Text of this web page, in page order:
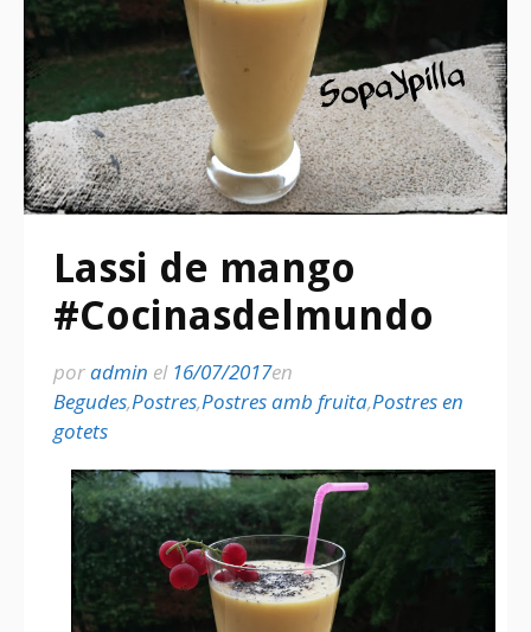
Lassi de mango
#Cocinasdelmundo
poradmin el 16/07/2017en
Begudes,Postres,Postres amb fruita,Postres en
gotets